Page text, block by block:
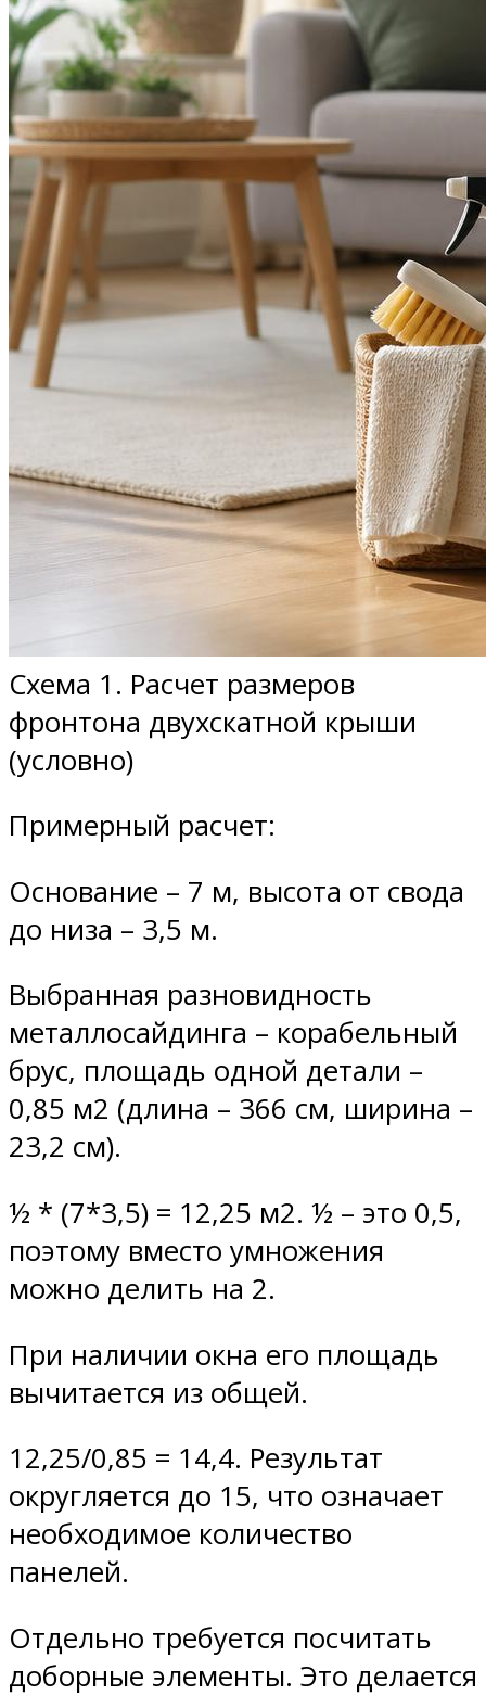
Схема 1. Расчет размеров
фронтона двухскатной крыши
(условно)
Примерный расчет:
Основание – 7 м, высота от свода
до низа – 3,5 м.
Выбранная разновидность
металлосайдинга – корабельный
брус, площадь одной детали –
0,85 м2 (длина – 366 см, ширина –
23,2 см).
½ * (7*3,5) = 12,25 м2. ½ – это 0,5,
поэтому вместо умножения
можно делить на 2.
При наличии окна его площадь
вычитается из общей.
12,25/0,85 = 14,4. Результат
округляется до 15, что означает
необходимое количество
панелей.
Отдельно требуется посчитать
доборные элементы. Это делается